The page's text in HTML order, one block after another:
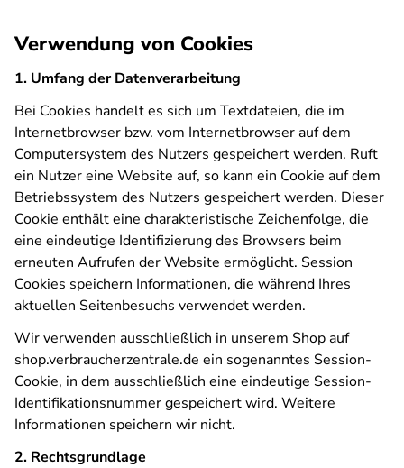
Verwendung von Cookies
1. Umfang der Datenverarbeitung
Bei Cookies handelt es sich um Textdateien, die im
Internetbrowser bzw. vom Internetbrowser auf dem
Computersystem des Nutzers gespeichert werden. Ruft
ein Nutzer eine Website auf, so kann ein Cookie auf dem
Betriebssystem des Nutzers gespeichert werden. Dieser
Cookie enthält eine charakteristische Zeichenfolge, die
eine eindeutige Identifizierung des Browsers beim
erneuten Aufrufen der Website ermöglicht. Session
Cookies speichern Informationen, die während Ihres
aktuellen Seitenbesuchs verwendet werden.
Wir verwenden ausschließlich in unserem Shop auf
shop.verbraucherzentrale.de ein sogenanntes Session-
Cookie, in dem ausschließlich eine eindeutige Session-
Identifikationsnummer gespeichert wird. Weitere
Informationen speichern wir nicht.
2. Rechtsgrundlage